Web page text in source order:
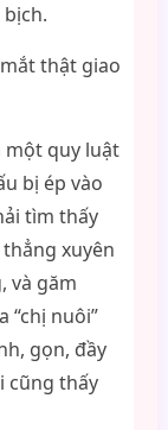
thật giao
một quy luật
bị ép vào
tìm thấy
xuyên
và găm
“chị nuôi”
gọn, đầy
cũng thấy